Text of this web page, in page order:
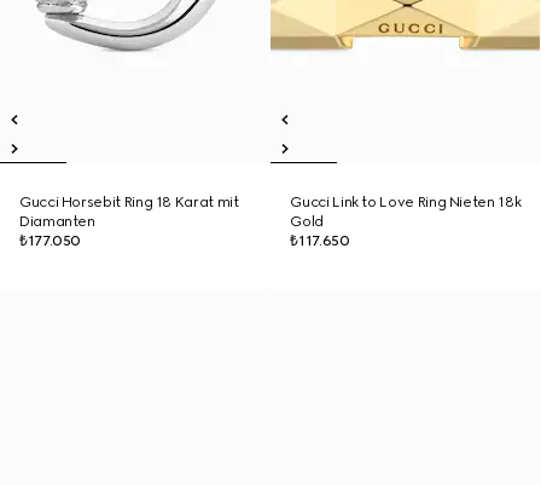
Gucci Horsebit Ring 18 Karat mit
Diamanten
₺177.050
Gucci Link to Love Ring Nieten 18k
Gold
₺117.650